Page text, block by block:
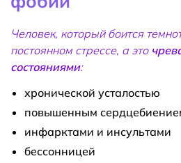
Человек, который боится
постоянном стрессе, а это
состояниями:
хронической усталостью
повышенным
инфарктами и инсультами
бессонницей